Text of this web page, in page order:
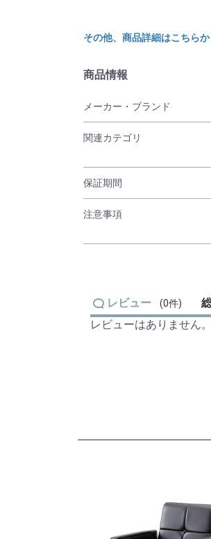
その他、商品詳細はこちらか
商品情報
メーカー・ブランド
関連カテゴリ
保証期間
注意事項
レビュー (0件)
レビューはありません。